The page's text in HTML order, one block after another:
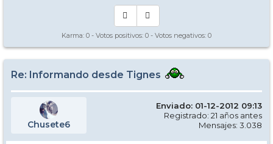
Karma: 0 - Votos positivos: 0 - Votos negativos: 0
Re: Informando desde Tignes
Chusete6
Enviado: 01-12-2012 09:13
Registrado: 21 años antes
Mensajes: 3.038